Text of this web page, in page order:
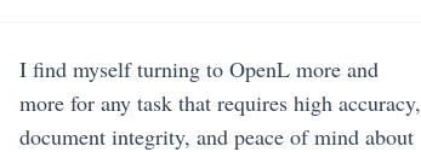
I find myself turning to OpenL more and
more for any task that requires high accuracy,
document integrity, and peace of mind about